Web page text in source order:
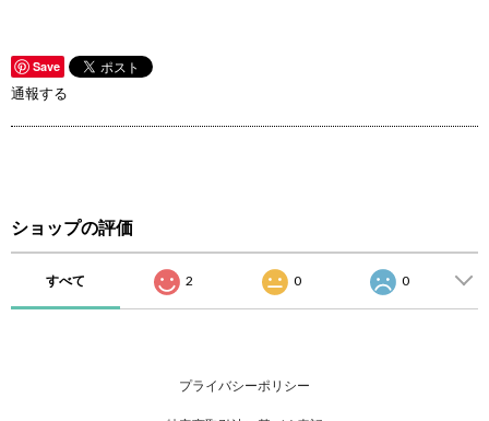
Save
通報する
ショップの評価
すべて 2 0 0
プライバシーポリシー